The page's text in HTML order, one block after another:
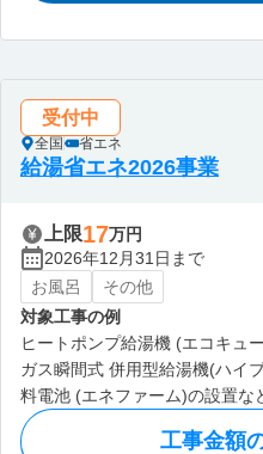
受付中
全国 省エネ
給湯省エネ2026事業
上限17万円
2026年12月31日まで
お風呂
その他
対象工事の例
ヒートポンプ給湯機 (エコキュ
ガス瞬間式 併用型給湯機(ハイ
料電池 (エネファーム)の設置な
工事金額